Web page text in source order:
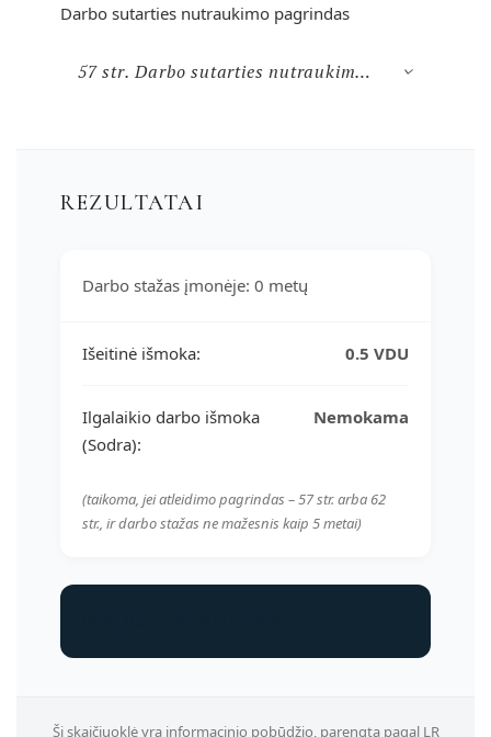
Darbo sutarties nutraukimo pagrindas
REZULTATAI
Darbo stažas įmonėje: 0 metų
Išeitinė išmoka: 0.5 VDU
Ilgalaikio darbo išmoka
(Sodra):
Nemokama
(taikoma, jei atleidimo pagrindas – 57 str. arba 62
str., ir darbo stažas ne mažesnis kaip 5 metai)
Ši skaičiuoklė yra informacinio pobūdžio, parengta pagal LR